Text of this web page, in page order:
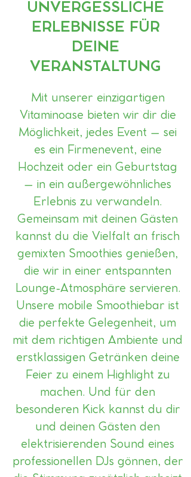
UNVERGESSLICHE
ERLEBNISSE FÜR
DEINE
VERANSTALTUNG
Mit unserer einzigartigen
Vitaminoase bieten wir dir die
Möglichkeit, jedes Event – sei
es ein Firmenevent, eine
Hochzeit oder ein Geburtstag
– in ein außergewöhnliches
Erlebnis zu verwandeln.
Gemeinsam mit deinen Gästen
kannst du die Vielfalt an frisch
gemixten Smoothies genießen,
die wir in einer entspannten
Lounge-Atmosphäre servieren.
Unsere mobile Smoothiebar ist
die perfekte Gelegenheit, um
mit dem richtigen Ambiente und
erstklassigen Getränken deine
Feier zu einem Highlight zu
machen. Und für den
besonderen Kick kannst du dir
und deinen Gästen den
elektrisierenden Sound eines
professionellen DJs gönnen, der